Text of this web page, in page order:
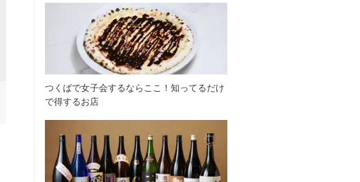
つくばで女子会するならここ！知ってるだけ
で得するお店